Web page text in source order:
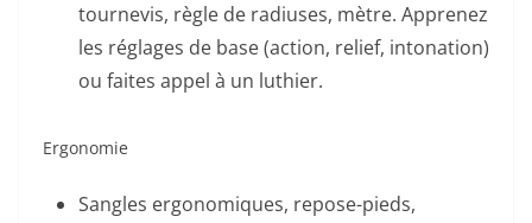
tournevis, règle de radiuses, mètre. Apprenez
les réglages de base (action, relief, intonation)
ou faites appel à un luthier.
Ergonomie
Sangles ergonomiques, repose-pieds,